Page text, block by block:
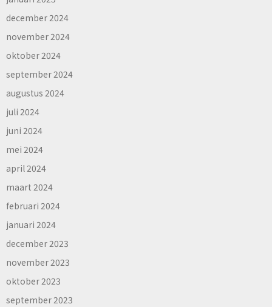
december 2024
november 2024
oktober 2024
september 2024
augustus 2024
juli 2024
juni 2024
mei 2024
april 2024
maart 2024
februari 2024
januari 2024
december 2023
november 2023
oktober 2023
september 2023